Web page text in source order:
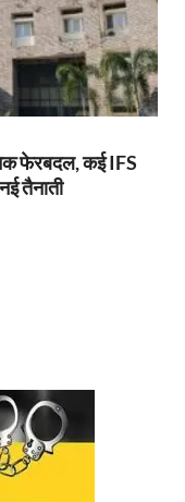
फेरबदल, कई IFS
तैनाती